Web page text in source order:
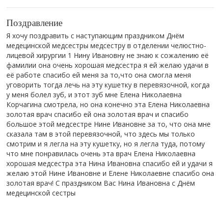
Поздравление
Я хочу поздравить с наступающим праздником Днём
медецинской медсестры медсестру в отделении челюстно-
лицевой хирургии 1 Нину Ивановну не знаю к сожалению её
фамилии она очень хорошая медсестра я ей желаю удачи в
её работе спасибо ей меня за то,что она смогла меня
уговорить тогда лечь на эту кушетку в перевязочной, когда
у меня болел зуб, и этот зуб мне Елена Николаевна
Корчагина смотрела, но она конечно эта Елена Николаевна
золотая врач спасибо ей она золотая врач и спасибо
большое этой медсестре Нине Ивановне за то, что она мне
сказала там в этой перевязочной, что здесь мы только
смотрим и я легла на эту кушетку, но я легла туда, потому
что мне понравилась очень эта врач Елена Николаевна
хорошая медсестра эта Нина Ивановна спасибо ей и удачи я
желаю этой Нине Ивановне и Елене Николаевне спасибо она
золотая врач! С праздником Вас Нина Ивановна с Днём
медецинской сестры